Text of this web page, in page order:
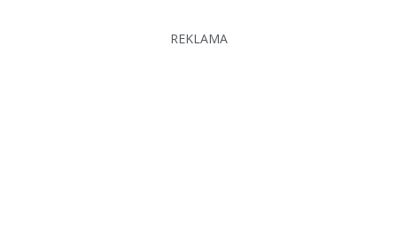
REKLAMA